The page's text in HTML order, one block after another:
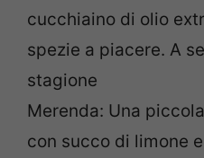
cucchiaino di olio
spezie a piacere. A
stagione
Merenda: Una
con succo di limone